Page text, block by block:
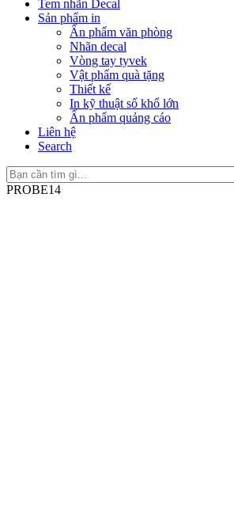
Tem nhãn Decal
Sản phẩm in
Ấn phẩm văn phòng
Nhãn decal
Vòng tay tyvek
Vật phẩm quà tặng
Thiết kế
In kỹ thuật số khổ lớn
Ấn phẩm quảng cáo
Liên hệ
Search